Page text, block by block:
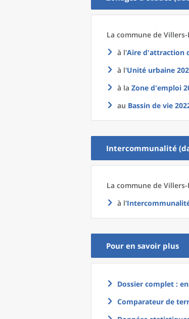
La commune de
à l'Aire d'attraction
à l'Unité urbaine
à la Zone d'emploi
au Bassin de vie
Intercommunalité
La commune de
à l'
Pour en savoir plus
Dossier complet :
Comparateur de